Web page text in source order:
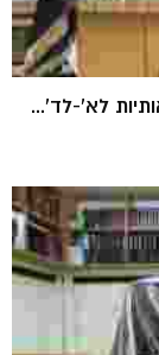
לא'-לד'...